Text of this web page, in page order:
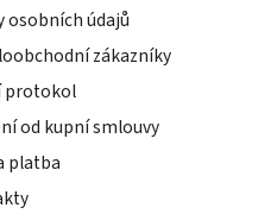
osobních údajů
zákazníky
protokol
od kupní smlouvy
platba